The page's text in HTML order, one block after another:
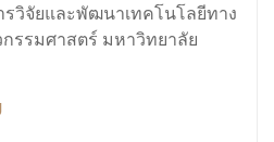
วิจัยและพัฒนาเทคโนโลยีทาง
รรมศาสตร์ มหาวิทยาลัย